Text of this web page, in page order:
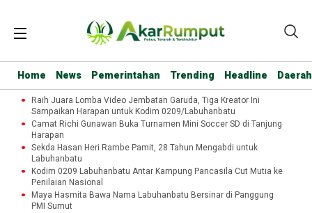
Home News Pemerintahan Trending Headline Daerah
Raih Juara Lomba Video Jembatan Garuda, Tiga Kreator Ini
Sampaikan Harapan untuk Kodim 0209/Labuhanbatu
Camat Richi Gunawan Buka Turnamen Mini Soccer SD di Tanjung
Harapan
Sekda Hasan Heri Rambe Pamit, 28 Tahun Mengabdi untuk
Labuhanbatu
Kodim 0209 Labuhanbatu Antar Kampung Pancasila Cut Mutia ke
Penilaian Nasional
Maya Hasmita Bawa Nama Labuhanbatu Bersinar di Panggung
PMI Sumut